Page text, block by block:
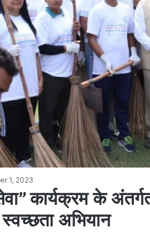
1, 2023
कार्यक्रम के
अभियान